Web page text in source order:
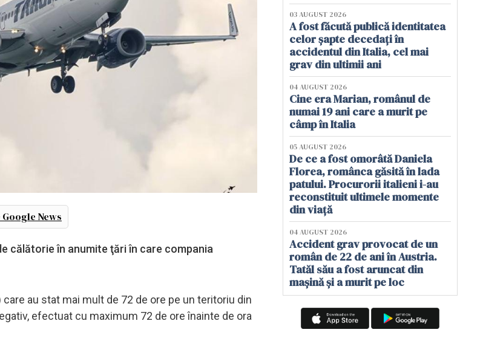
News
călătorie în anumite ţări în care compania
au stat mai mult de 72 de ore pe un teritoriu din
efectuat cu maximum 72 de ore înainte de ora
03 AUGUST 2026
A fost făcută publică identitatea
celor șapte decedați în
accidentul din Italia, cel mai
grav din ultimii ani
04 AUGUST 2026
Cine era Marian, românul de
numai 19 ani care a murit pe
câmp în Italia
05 AUGUST 2026
De ce a fost omorâtă Daniela
Florea, românca găsită în lada
patului. Procurorii italieni i-au
reconstituit ultimele momente
din viață
04 AUGUST 2026
Accident grav provocat de un
român de 22 de ani în Austria.
Tatăl său a fost aruncat din
mașină și a murit pe loc